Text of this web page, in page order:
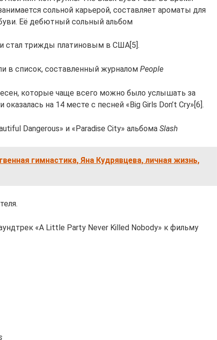
сольной карьерой, составляет ароматы для
Её дебютный сольный альбом
стал трижды платиновым в США[5].
в список, составленный журналом People
которые чаще всего можно было услышать за
на 14 месте с песней «Big Girls Don’t Cry»[6].
Dangerous» и «Paradise City» альбома Slash
гимнастика, Яна Кудрявцева, личная жизнь,
«A Little Party Never Killed Nobody» к фильму